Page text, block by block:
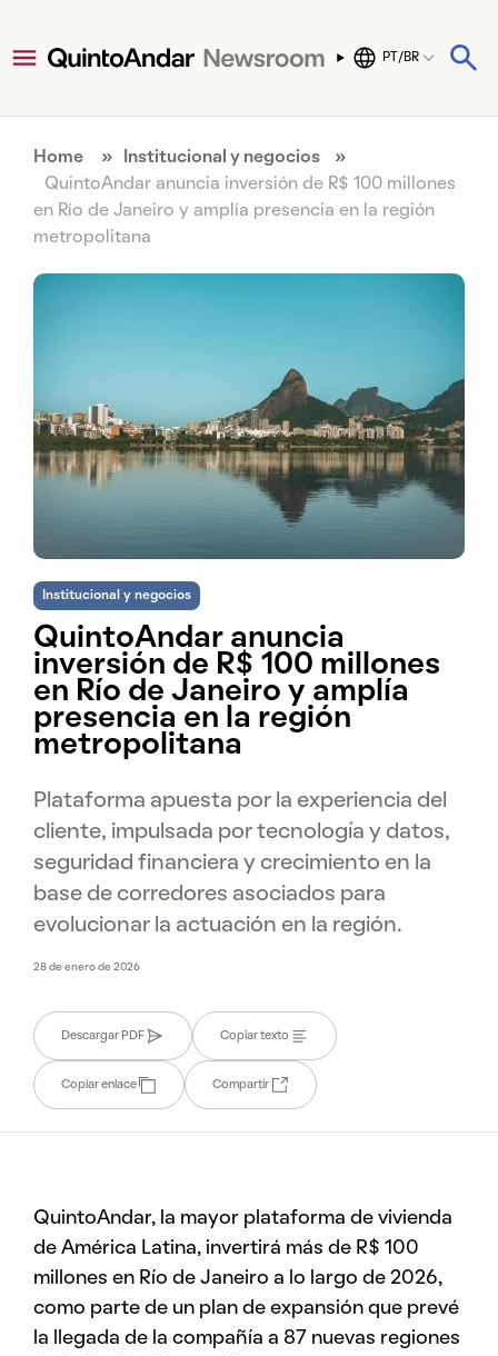
PT/BR
Home » Institucional y negocios
»
QuintoAndar anuncia inversión de R$ 100 millones
en Río de Janeiro y amplía presencia en la región
metropolitana
Institucional y negocios
QuintoAndar anuncia
inversión de R$ 100 millones
en Río de Janeiro y amplía
presencia en la región
metropolitana
Plataforma apuesta por la experiencia del
cliente, impulsada por tecnología y datos,
seguridad financiera y crecimiento en la
base de corredores asociados para
evolucionar la actuación en la región.
28 de enero de 2026
Descargar PDF Copiar texto
Copiar enlace Compartir
QuintoAndar, la mayor plataforma de vivienda
de América Latina, invertirá más de R$ 100
millones en Río de Janeiro a lo largo de 2026,
como parte de un plan de expansión que prevé
la llegada de la compañía a 87 nuevas regiones